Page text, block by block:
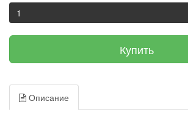
Купить
Описание